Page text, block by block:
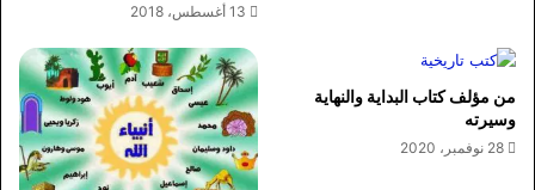
13 أغسطس، 2018
من مؤلف كتاب البداية والنهاية
وسيرته
28 نوفمبر، 2020